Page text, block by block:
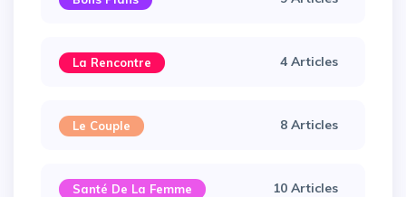
La Rencontre 4 Articles
Le Couple 8 Articles
Santé De La Femme 10 Articles